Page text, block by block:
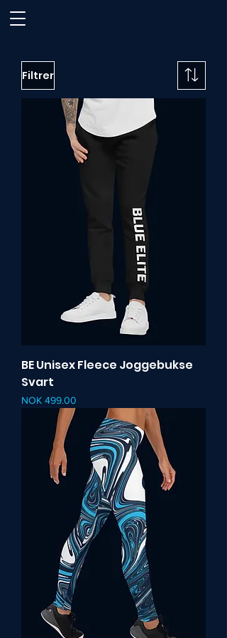
Filtrer
BE Unisex Fleece Joggebukse
Svart
Pris
NOK 499.00